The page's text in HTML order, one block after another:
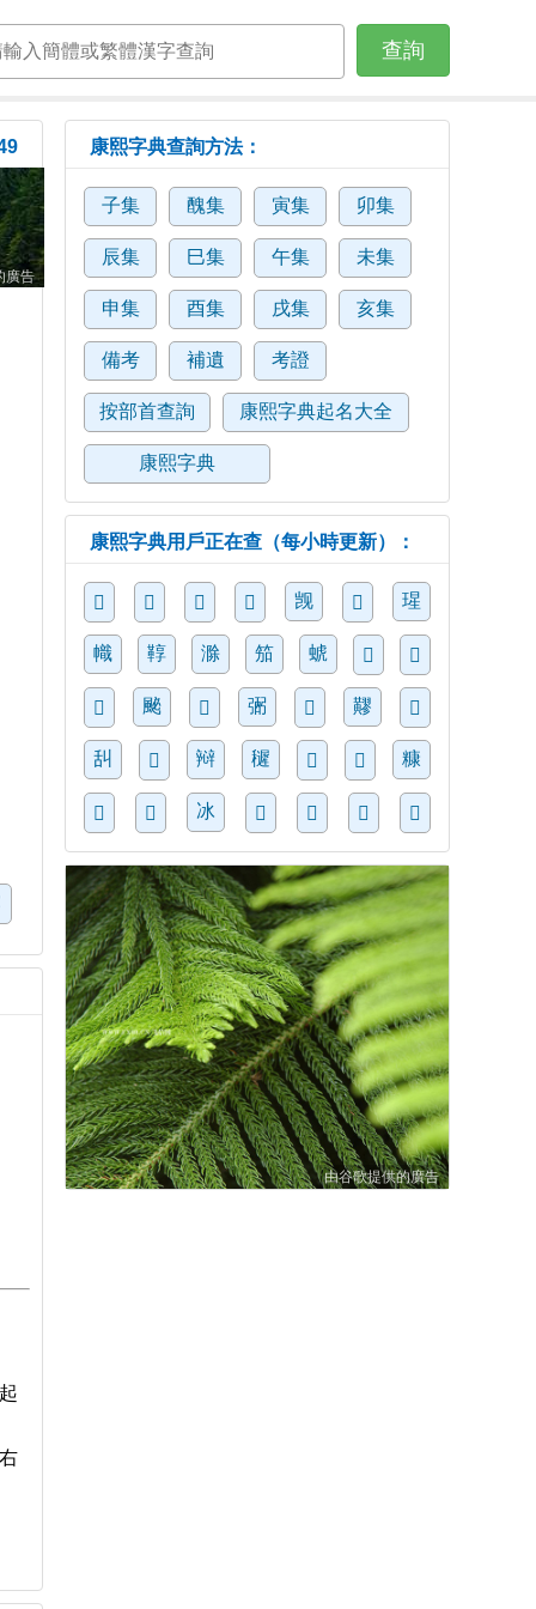
查詢
廣告
康熙字典查詢方法：
子集 醜集 寅集 卯集
辰集 巳集 午集 未集
申集 酉集 戌集 亥集
備考 補遺 考證
按部首查詢 康熙字典起名大全
康熙字典
康熙字典用戶正在查（每小時更新）：
𧚉 𣫩 𣧎 𩕴 觊 𦣿 瑆
幟 鞟 滁 笳 䗂 𪙽 𧈰
𢾺 䫾 𤑣 弻 𣳃 䵏 𠩆
舏 𩴣 㦚 䆈 𤭣 𥭮 糠
𤾻 𨇧 冰 𧉥 𠟕 𤯠 𧇦
由谷歌提供的廣告